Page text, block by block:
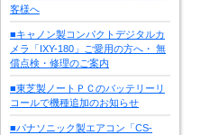
客様へ
■キャノン製コンパクトデジタルカ
メラ「IXY-180」ご愛用の方へ・ 無
償点検・修理のご案内
■東芝製ノートＰＣのバッテリーリ
コールで機種追加のお知らせ
■パナソニック製エアコン「CS-